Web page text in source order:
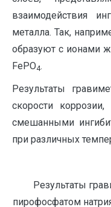
взаимодействия
металла. Так,
образуют с ионами
FePO4.
Результаты
скорости
смешанными
при различных
Результаты
пирофосфатом